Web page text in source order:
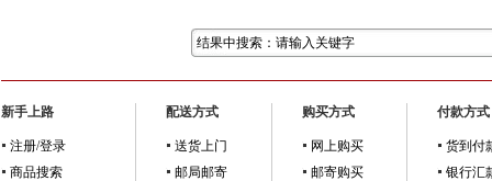
新手上路
注册/登录
商品搜索
配送方式
送货上门
邮局邮寄
购买方式
网上购买
邮寄购买
付款方式
货到付
银行汇